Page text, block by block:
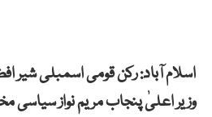
اسلام آباد: رکن قومی اسمبلی
وزیر اعلیٰ پنجاب مریم نواز سیاسی